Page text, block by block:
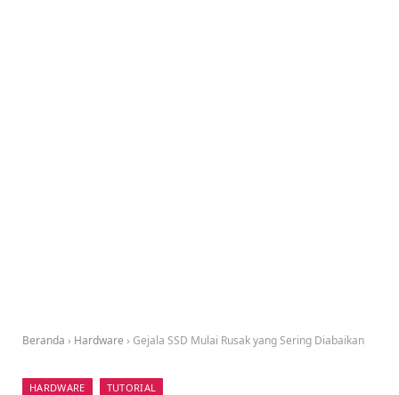
Beranda › Hardware › Gejala SSD Mulai Rusak yang Sering Diabaikan
HARDWARE TUTORIAL